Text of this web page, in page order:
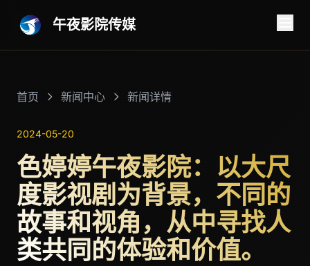
午夜影院传媒
首页 新闻中心 新闻详情
2024-05-20
色婷婷午夜影院：以大尺
度影视剧为背景，不同的
故事和视角，从中寻找人
类共同的体验和价值。